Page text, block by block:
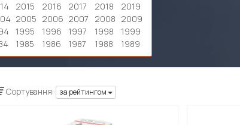
2015 2016 2017 2018
2019
2005 2006 2007 2008 2009
1995 1996 1997 1998
1999
1985 1986 1987 1988 1989
Сортування: за рейтингом